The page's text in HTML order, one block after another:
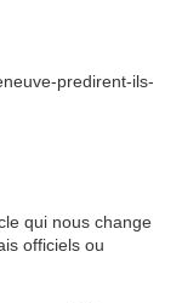
predirent-ils-
qui nous change
officiels ou